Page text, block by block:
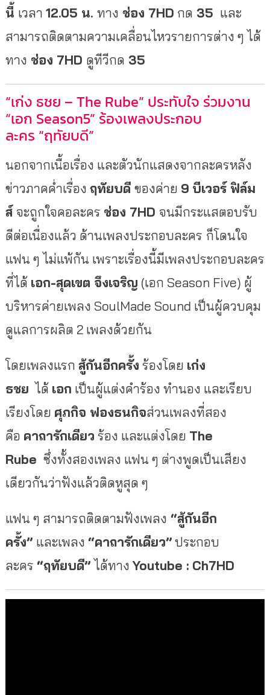
นี้ เวลา 12.05 น. ทาง ช่อง 7HD กด 35 และ
สามารถติดตามความเคลื่อนไหวรายการต่าง ๆ ได้
ทาง ช่อง 7HD ดูทีวีกด 35
“เก่ง ธชย – The Rube” ประทับใจ ร่วมงาน
“เอก Season5” ร้องเพลงประกอบ
ละคร “ฤทัยบดี”
นอกจากเนื้อเรื่อง และตัวนักแสดงจากละครหลัง
ข่าวภาคค่ำเรื่อง ฤทัยบดี ของค่าย 9 บีเวอร์ ฟิล์ม
ส์จะถูกใจคอละคร ช่อง 7HD จนมีกระแสตอบรับ
ดีต่อเนื่องแล้ว ด้านเพลงประกอบละคร ก็โดนใจ
แฟน ๆ ไม่แพ้กัน เพราะเรื่องนี้มีเพลงประกอบละคร
ที่ได้ เอก-สุดเขต จึงเจริญ (เอก Season Five) ผู้
บริหารค่ายเพลง SoulMade Sound เป็นผู้ควบคุม
ดูแลการผลิต 2 เพลงด้วยกัน
โดยเพลงแรก สู้กันอีกครั้ง ร้องโดย เก่ง
ธชย ได้ เอก เป็นผู้แต่งคำร้อง ทำนอง และเรียบ
เรียงโดย ศุภกิจ ฟองธนกิจส่วนเพลงที่สอง
คือ คาถารักเดียว ร้อง และแต่งโดย The
Rube ซึ่งทั้งสองเพลง แฟน ๆ ต่างพูดเป็นเสียง
เดียวกันว่าฟังแล้วติดหูสุด ๆ
แฟน ๆ สามารถติดตามฟังเพลง “สู้กันอีก
ครั้ง” และเพลง “คาถารักเดียว”ประกอบ
ละคร “ฤทัยบดี” ได้ทางYoutube : Ch7HD